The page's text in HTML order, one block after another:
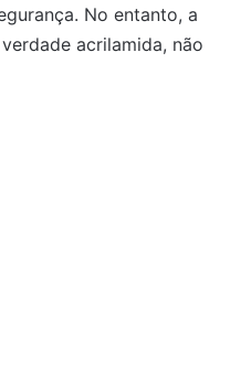
No entanto, a
acrilamida, não